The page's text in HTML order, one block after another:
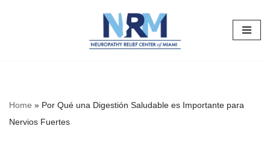
Home » Por Qué una Digestión Saludable es Importante para
Nervios Fuertes